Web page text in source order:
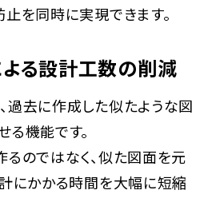
を同時に実現できます。
る設計工数の削減
過去に作成した似たような図
機能です。
のではなく、似た図面を元
にかかる時間を大幅に短縮